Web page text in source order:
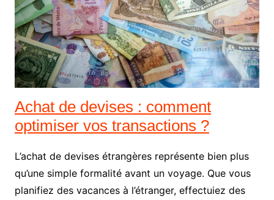
Achat de devises : comment
optimiser vos transactions ?
L’achat de devises étrangères représente bien plus
qu’une simple formalité avant un voyage. Que vous
planifiez des vacances à l’étranger, effectuiez des